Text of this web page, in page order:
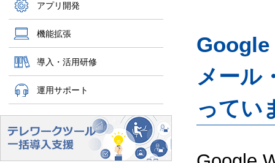
アプリ開発
機能拡張
導入・活用研修
運用サポート
Google
メール
ってい